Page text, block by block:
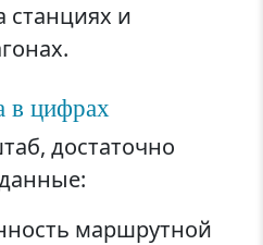
станциях и
в цифрах
достаточно
маршрутной